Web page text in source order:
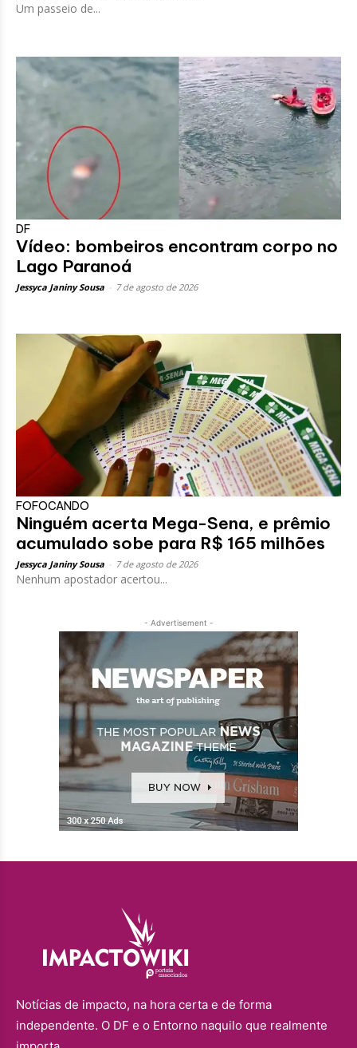
Um passeio de...
DF
Vídeo: bombeiros encontram corpo no
Lago Paranoá
Jessyca Janiny Sousa 7 de agosto de 2026
FOFOCANDO
Ninguém acerta Mega-Sena, e prêmio
acumulado sobe para R$ 165 milhões
Jessyca Janiny Sousa 7 de agosto de 2026
Nenhum apostador acertou...
- Advertisement -
Notícias de impacto, na hora certa e de forma
independente. O DF e o Entorno naquilo que realmente